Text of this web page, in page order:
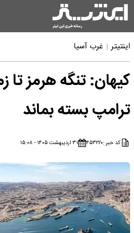
اینتیتر غرب آسیا
کیهان: تنگه هرمز
ترامپ بسته بماند
کد خبر :۴۵۳۲۲۰ ۳۱ اردیبهشت ۱۴۰۵ - ۱۵:۰۸